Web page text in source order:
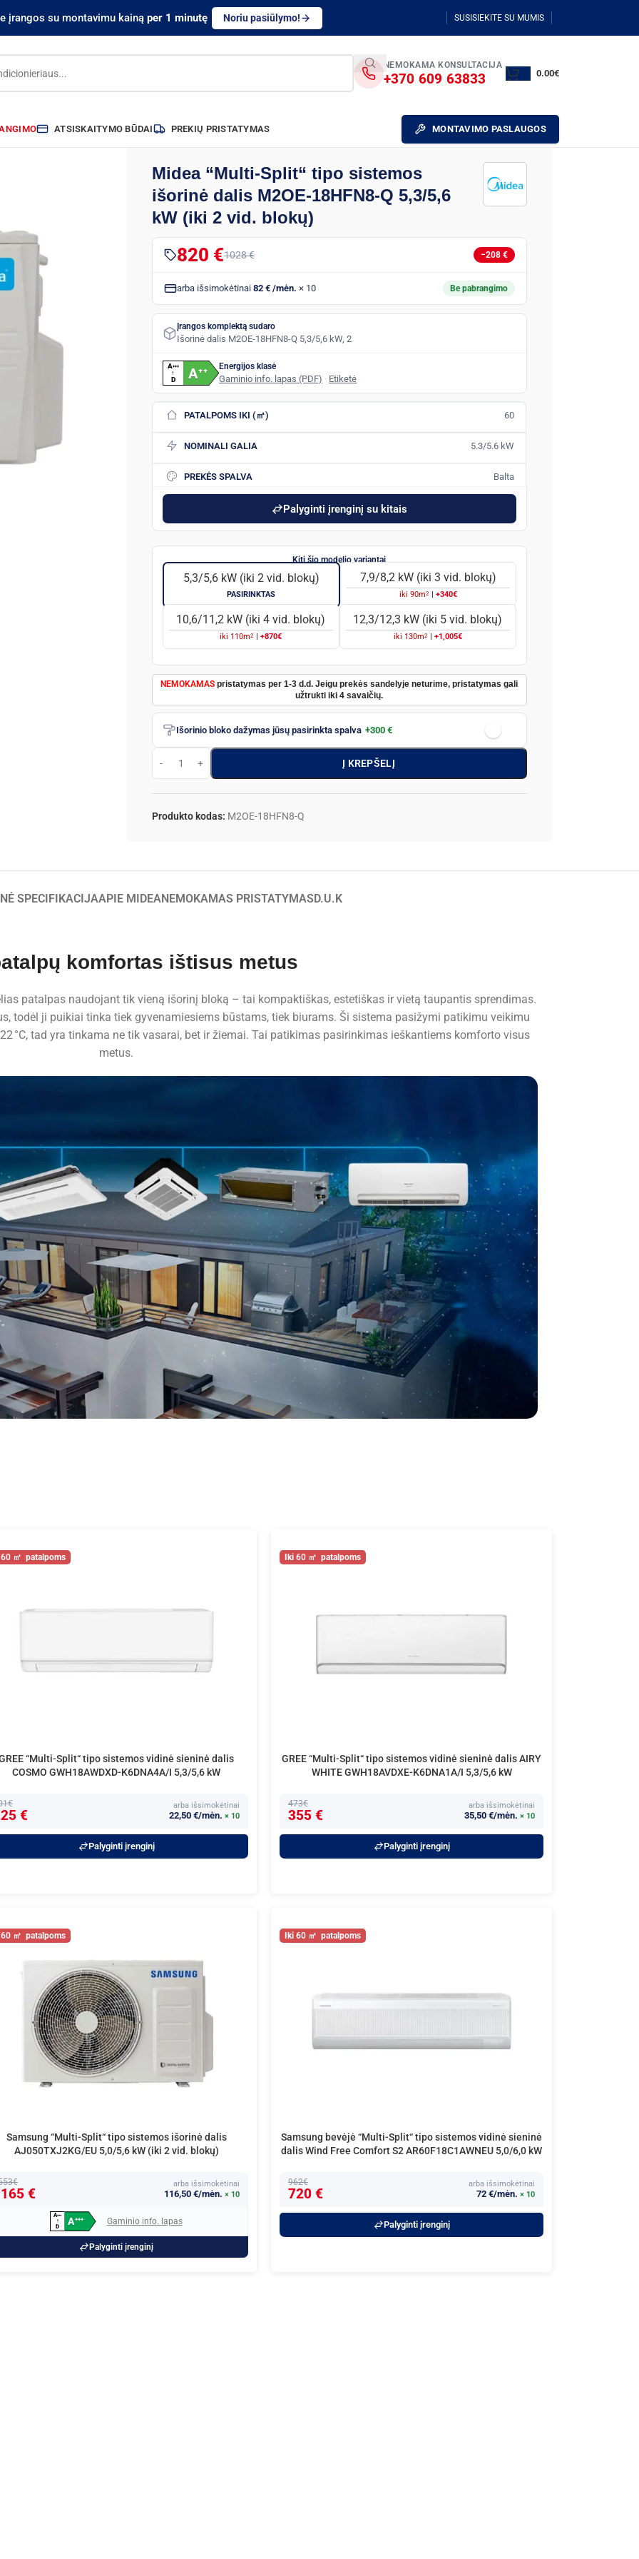
įrangos su montavimu kainą per 1 minutę Noriu pasiūlymo! SUSISIEKITE SU MUMIS
NEMOKAMA KONSULTACIJA
+370 609 63833 0.00€
ATSISKAITYMO BŪDAI PREKIŲ PRISTATYMAS MONTAVIMO PASLAUGOS
Midea “Multi-Split“ tipo sistemos
išorinė dalis M2OE-18HFN8-Q 5,3/5,6
kW (iki 2 vid. blokų)
820 €1028 € −208 €
arba išsimokėtinai 82 € /mėn. × 10 Be pabrangimo
Įrangos komplektą sudaro
Išorinė dalis M2OE-18HFN8-Q 5,3/5,6 kW, 2
A+++
↑
D A++ Energijos klasė
Gaminio info. lapas (PDF) · Etiketė
PATALPOMS IKI (㎡) 60
NOMINALI GALIA 5.3/5.6 kW
PREKĖS SPALVA Balta
Palyginti įrenginį su kitais
5,3/5,6 kW (iki 2 vid. blokų)
PASIRINKTAS
7,9/8,2 kW (iki 3 vid. blokų)
iki 90m2 +340€
10,6/11,2 kW (iki 4 vid. blokų)
iki 110m2 +870€
12,3/12,3 kW (iki 5 vid. blokų)
iki 130m2 +1,005€
NEMOKAMAS pristatymas per 1-3 d.d. Jeigu prekės sandelyje neturime, pristatymas gali
užtrukti iki 4 savaičių.
Išorinio bloko dažymas jūsų pasirinkta spalva +300 €
Į KREPŠELĮ
Produkto kodas: M2OE-18HFN8-Q
SPECIFIKACIJAAPIE MIDEANEMOKAMAS PRISTATYMAS D.U.K
komfortas ištisus metus
patalpas naudojant tik vieną išorinį bloką – tai kompaktiškas, estetiškas ir vietą taupantis sprendimas.
todėl ji puikiai tinka tiek gyvenamiesiems būstams, tiek biurams. Ši sistema pasižymi patikimu veikimu
°C, tad yra tinkama ne tik vasarai, bet ir žiemai. Tai patikimas pasirinkimas ieškantiems komforto visus
metus.
60
“Multi-Split“ tipo sistemos vidinė sieninė dalis
COSMO GWH18AWDXD-K6DNA4A/I 5,3/5,6 kW
€
arba išsimokėtinai
22,50 €/mėn. × 10
Palyginti įrenginį
60
GREE “Multi-Split“ tipo sistemos vidinė sieninė dalis AIRY
WHITE GWH18AVDXE-K6DNA1A/I 5,3/5,6 kW
473€
355 €
arba išsimokėtinai
35,50 €/mėn. × 10
Palyginti įrenginį
60
Samsung “Multi-Split“ tipo sistemos išorinė dalis
AJ050TXJ2KG/EU 5,0/5,6 kW (iki 2 vid. blokų)
€
arba išsimokėtinai
116,50 €/mėn. × 10
A+++
↑
D
A+++ Gaminio info. lapas
Palyginti įrenginį
60
Samsung bevėjė “Multi-Split“ tipo sistemos vidinė sieninė
dalis Wind Free Comfort S2 AR60F18C1AWNEU 5,0/6,0 kW
962€
720 €
arba išsimokėtinai
72 €/mėn. × 10
Palyginti įrenginį